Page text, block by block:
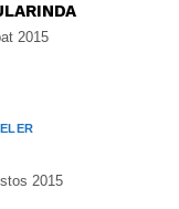
2015
2015